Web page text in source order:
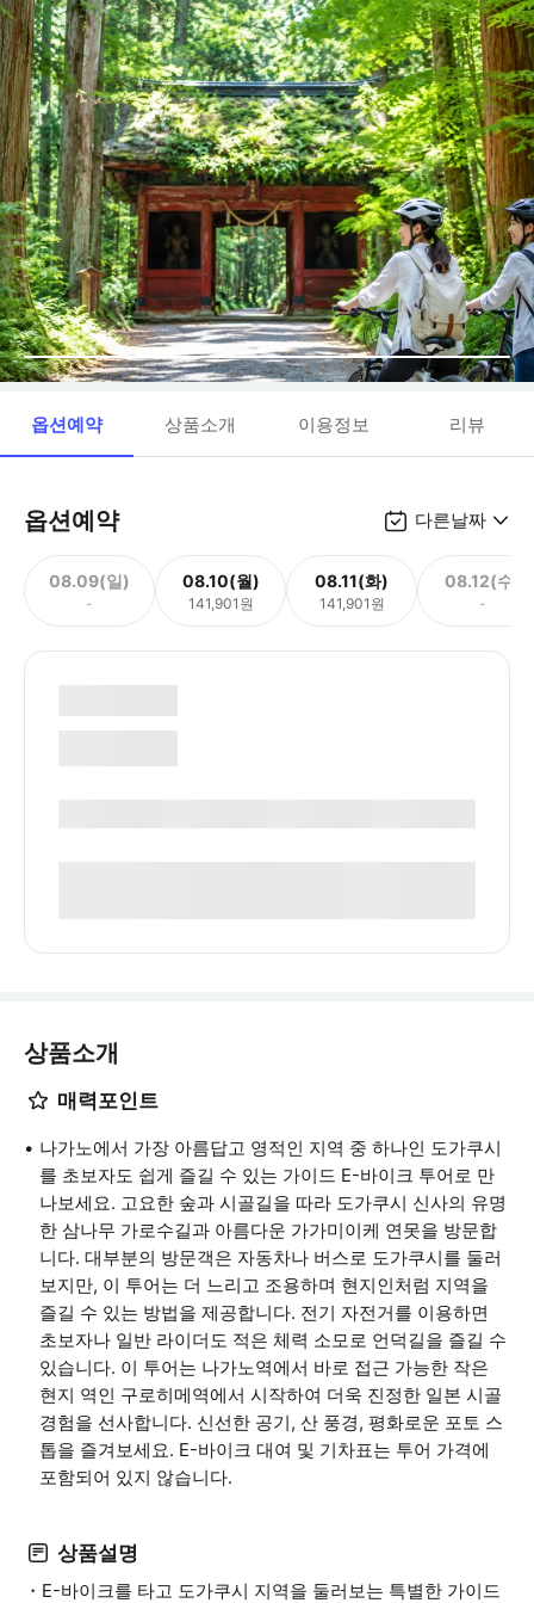
옵션예약 상품소개 이용정보 리뷰
옵션예약 다른날짜
08.09(일)
-
08.10(월)
141,901원
08.11(화)
141,901원
08.12(수)
-
상품소개
매력포인트
나가노에서 가장 아름답고 영적인 지역 중 하나인 도가쿠시
를 초보자도 쉽게 즐길 수 있는 가이드 E-바이크 투어로 만
나보세요. 고요한 숲과 시골길을 따라 도가쿠시 신사의 유명
한 삼나무 가로수길과 아름다운 가가미이케 연못을 방문합
니다. 대부분의 방문객은 자동차나 버스로 도가쿠시를 둘러
보지만, 이 투어는 더 느리고 조용하며 현지인처럼 지역을
즐길 수 있는 방법을 제공합니다. 전기 자전거를 이용하면
초보자나 일반 라이더도 적은 체력 소모로 언덕길을 즐길 수
있습니다. 이 투어는 나가노역에서 바로 접근 가능한 작은
현지 역인 구로히메역에서 시작하여 더욱 진정한 일본 시골
경험을 선사합니다. 신선한 공기, 산 풍경, 평화로운 포토 스
톱을 즐겨보세요. E-바이크 대여 및 기차표는 투어 가격에
포함되어 있지 않습니다.
상품설명
・E-바이크를 타고 도가쿠시 지역을 둘러보는 특별한 가이드